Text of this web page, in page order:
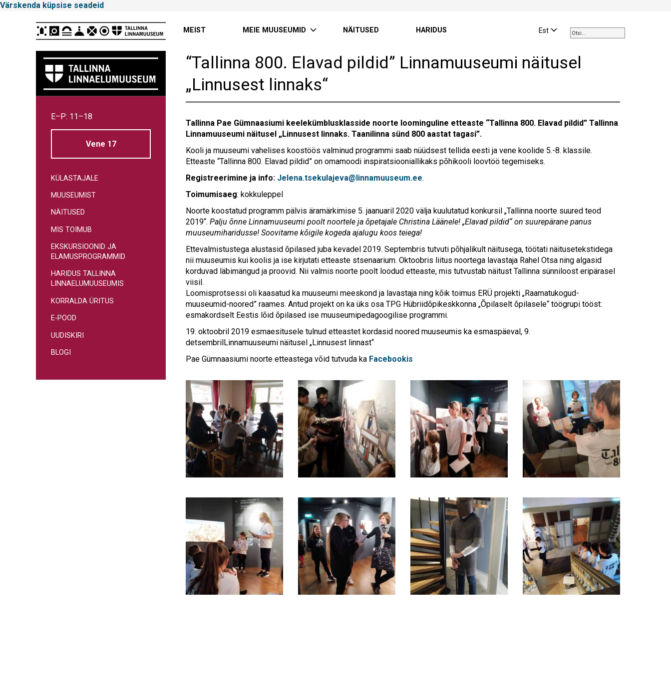
Värskenda küpsise seadeid
Linnamuuseum
the
up
a
Press
users
use
Est
MEIST MEIE MUUSEUMID NÄITUSED HARIDUS
E–P: 11–18
Vene 17
KÜLASTAJALE
MUUSEUMIST
NÄITUSED
MIS TOIMUB
EKSKURSIOONID JA
ELAMUSPROGRAMMID
HARIDUS TALLINNA
LINNAELUMUUSEUMIS
KORRALDA ÜRITUS
E-POOD
UUDISKIRI
BLOGI
“Tallinna 800. Elavad pildid” Linnamuuseumi näitusel
„Linnusest linnaks“
Tallinna Pae Gümnaasiumi keelekümblusklasside noorte loominguline etteaste “Tallinna 800. Elavad pildid” Tallinna
Linnamuuseumi näitusel „Linnusest linnaks. Taanilinna sünd 800 aastat tagasi”.
Kooli ja muuseumi vahelises koostöös valminud programmi saab nüüdsest tellida eesti ja vene koolide 5.-8. klassile.
Etteaste “Tallinna 800. Elavad pildid” on omamoodi inspiratsiooniallikaks põhikooli loovtöö tegemiseks.
Registreerimine ja info: Jelena.tsekulajeva@linnamuuseum.ee.
Toimumisaeg: kokkuleppel
Noorte koostatud programm pälvis äramärkimise 5. jaanuaril 2020 välja kuulutatud konkursil „Tallinna noorte suured teod
2019“. Palju õnne Linnamuuseumi poolt noortele ja õpetajale Christina Läänele! „Elavad pildid“ on suurepärane panus
muuseumiharidusse! Soovitame kõigile kogeda ajalugu koos teiega!
Ettevalmistustega alustasid õpilased juba kevadel 2019. Septembris tutvuti põhjalikult näitusega, töötati näitusetekstidega
nii muuseumis kui koolis ja ise kirjutati etteaste stsenaarium. Oktoobris liitus noortega lavastaja Rahel Otsa ning algasid
korduvad läbimängud ja proovid. Nii valmis noorte poolt loodud etteaste, mis tutvustab näitust Tallinna sünniloost eripärasel
viisil.
Loomisprotsessi oli kaasatud ka muuseumi meeskond ja lavastaja ning kõik toimus ERÜ projekti „Raamatukogud-
muuseumid-noored” raames. Antud projekt on ka üks osa TPG Hübriidõpikeskkonna „Õpilaselt õpilasele“ töögrupi tööst:
esmakordselt Eestis lõid õpilased ise muuseumipedagoogilise programmi.
19. oktoobril 2019 esmaesitusele tulnud etteastet kordasid noored muuseumis ka esmaspäeval, 9.
detsembrilLinnamuuseumi näitusel „Linnusest linnast“
Pae Gümnaasiumi noorte etteastega võid tutvuda ka Facebookis